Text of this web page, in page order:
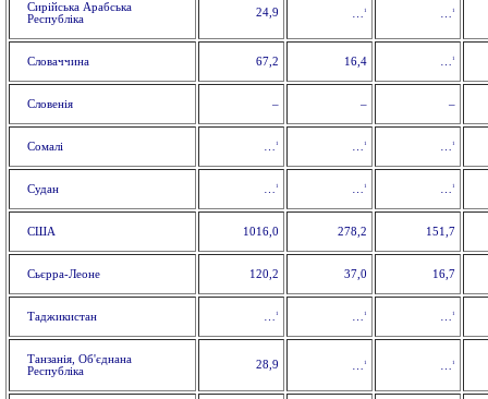
Сирійська Арабська
Республіка
24,9 …1 …1
Словаччина 67,2 16,4 …1
Словенія – – –
Сомалі …1 …1 …1
Судан …1 …1 …1
США 1016,0 278,2 151,7
Сьєрра-Леоне 120,2 37,0 16,7
Таджикистан …1 …1 …1
Танзанія, Об'єднана
Республіка
28,9 …1 …1